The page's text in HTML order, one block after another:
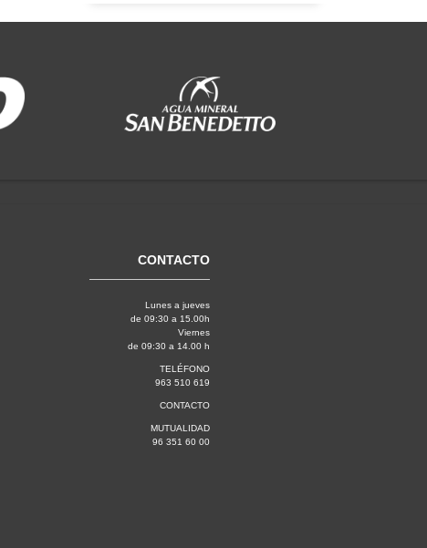
CONTACTO
Lunes a jueves
de 09:30 a 15.00h
Viernes
de 09:30 a 14.00 h
TELÉFONO
963 510 619
CONTACTO
MUTUALIDAD
96 351 60 00